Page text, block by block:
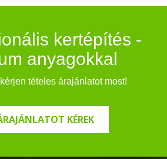
kertépítés -
anyagokkal
tételes árajánlatot most!
KÉREK